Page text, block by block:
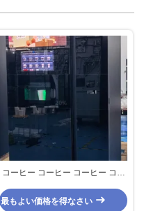
コーヒー コーヒー コーヒー コー
最もよい価格を得なさい